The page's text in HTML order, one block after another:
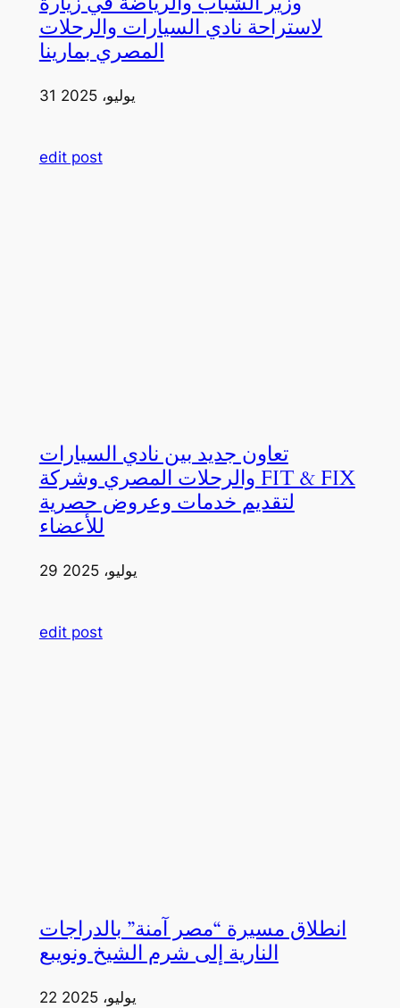
لاستراحة نادي السيارات والرحلات
المصري بمارينا
31 يوليو، 2025
edit post
تعاون جديد بين نادي السيارات
والرحلات المصري وشركة FIT & FIX
لتقديم خدمات وعروض حصرية
للأعضاء
29 يوليو، 2025
edit post
انطلاق مسيرة “مصر آمنة” بالدراجات
النارية إلى شرم الشيخ ونويبع
22 يوليو، 2025